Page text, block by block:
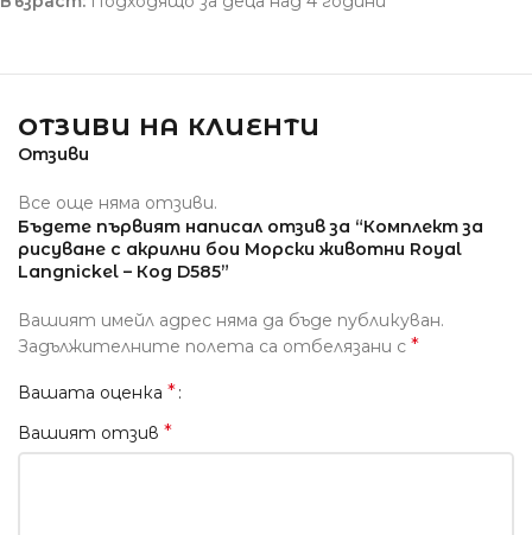
ОТЗИВИ НА КЛИЕНТИ
Отзиви
Все още няма отзиви.
Бъдете първият написал отзив за “Комплект за
рисуване с акрилни бои Морски животни Royal
Langnickel – Код D585”
Вашият имейл адрес няма да бъде публикуван.
Задължителните полета са отбелязани с *
Вашата оценка *
Вашият отзив *